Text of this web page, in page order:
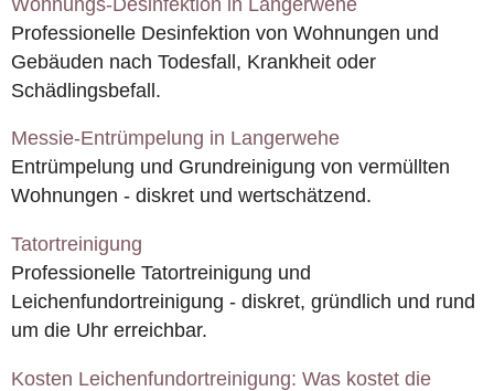
Professionelle Desinfektion von Wohnungen und
Gebäuden nach Todesfall, Krankheit oder
Schädlingsbefall.
Messie-Entrümpelung in Langerwehe
Entrümpelung und Grundreinigung von vermüllten
Wohnungen - diskret und wertschätzend.
Tatortreinigung
Professionelle Tatortreinigung und
Leichenfundortreinigung - diskret, gründlich und rund
um die Uhr erreichbar.
Kosten Leichenfundortreinigung: Was kostet die